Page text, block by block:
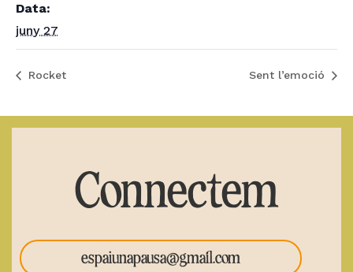
Data:
juny 27
Rocket Sent l’emoció
Connectem
espaiunapausa@gmail.com